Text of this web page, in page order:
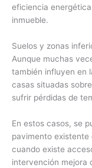
eficiencia
inmueble.
Suelos y zonas
Aunque muchas
también influyen en
casas situadas
sufrir pérdidas de
En estos casos, se
pavimento
cuando existe
intervención mejora